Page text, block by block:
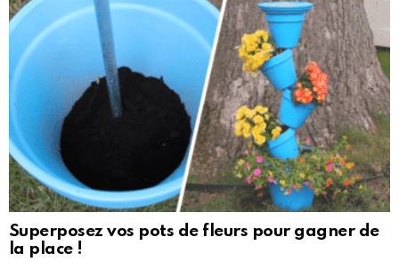
Superposez vos pots de fleurs pour gagner de
la place !